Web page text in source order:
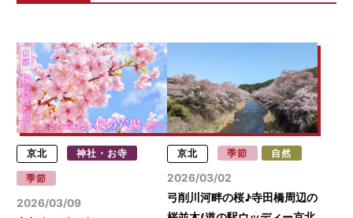
京北 神社・お寺
季節
2026/03/09
京北 季節 自然
2026/03/02
弓削川河畔の桜♪寺田橋周辺の